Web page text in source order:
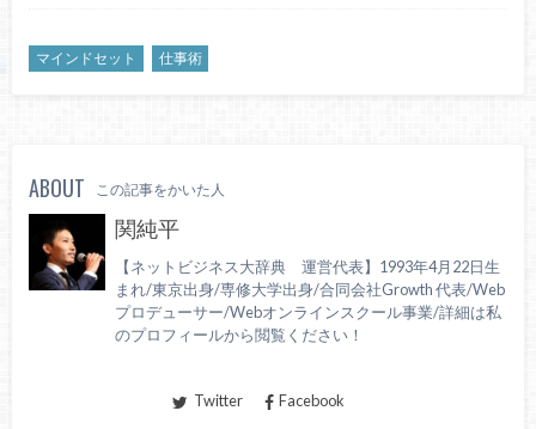
マインドセット 仕事術
ABOUT この記事をかいた人
関純平
【ネットビジネス大辞典 運営代表】1993年4月22日生
まれ/東京出身/専修大学出身/合同会社Growth 代表/Web
プロデューサー/Webオンラインスクール事業/詳細は私
のプロフィールから閲覧ください！
Twitter Facebook